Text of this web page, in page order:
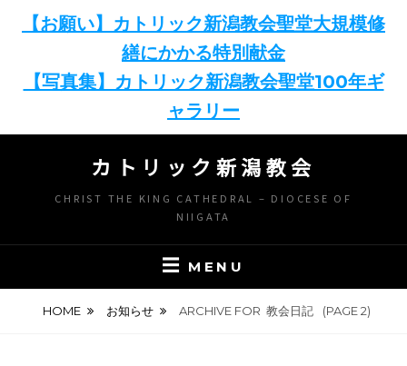
【お願い】カトリック新潟教会聖堂大規模修
繕にかかる特別献金
【写真集】カトリック新潟教会聖堂100年ギ
ャラリー
content
カトリック新潟教会
CHRIST THE KING CATHEDRAL – DIOCESE OF
NIIGATA
MENU
HOME お知らせ ARCHIVE FOR 教会日記 (PAGE 2)